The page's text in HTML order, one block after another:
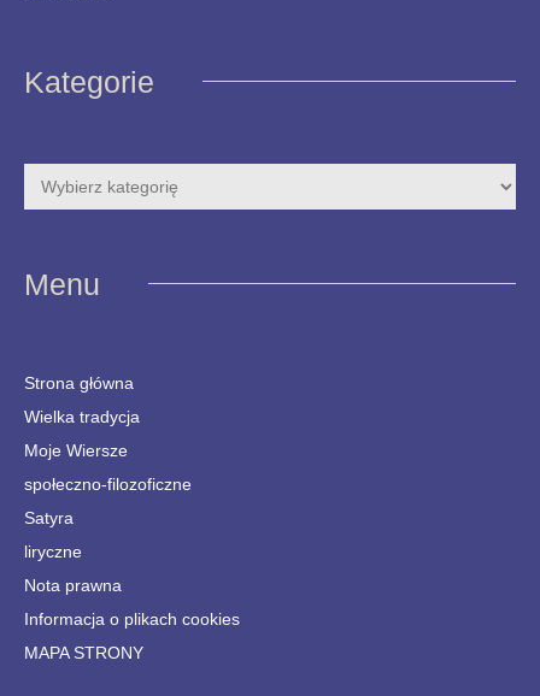
Kategorie
Menu
Strona główna
Wielka tradycja
Moje Wiersze
społeczno-filozoficzne
Satyra
liryczne
Nota prawna
Informacja o plikach cookies
MAPA STRONY